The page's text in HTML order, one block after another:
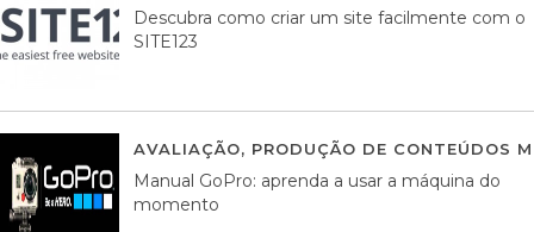
Descubra como criar um site facilmente com o
SITE123
AVALIAÇÃO, PRODUÇÃO DE CONTEÚDOS
Manual GoPro: aprenda a usar a máquina do
momento